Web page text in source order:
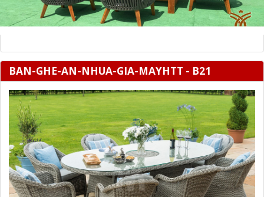
BAN-GHE-AN-NHUA-GIA-MAYHTT - B21